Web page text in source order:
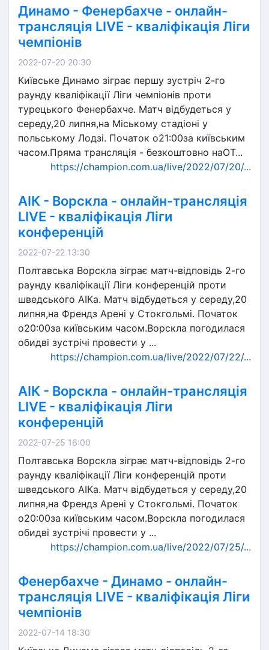
Динамо - Фенербахче - онлайн-
трансляція LIVE - кваліфікація Ліги
чемпіонів
2022-07-20 20:30
Київське Динамо зіграє першу зустріч 2-го
раунду кваліфікації Ліги чемпіонів проти
турецького Фенербахче. Матч відбудеться у
середу,20 липня,на Міському стадіоні у
польському Лодзі. Початок о21:00за київським
часом.Пряма трансляція - безкоштовно наОТ...
https://champion.com.ua/live/2022/07/20/...
АІК - Ворскла - онлайн-трансляція
LIVE - кваліфікація Ліги
конференцій
2022-07-22 13:30
Полтавська Ворскла зіграє матч-відповідь 2-го
раунду кваліфікації Ліги конференцій проти
шведського АІКа. Матч відбудеться у середу,20
липня,на Френдз Арені у Стокгольмі. Початок
о20:00за київським часом.Ворскла погодилася
обидві зустрічі провести у ...
https://champion.com.ua/live/2022/07/22/...
АІК - Ворскла - онлайн-трансляція
LIVE - кваліфікація Ліги
конференцій
2022-07-25 16:00
Полтавська Ворскла зіграє матч-відповідь 2-го
раунду кваліфікації Ліги конференцій проти
шведського АІКа. Матч відбудеться у середу,20
липня,на Френдз Арені у Стокгольмі. Початок
о20:00за київським часом.Ворскла погодилася
обидві зустрічі провести у ...
https://champion.com.ua/live/2022/07/25/...
Фенербахче - Динамо - онлайн-
трансляція LIVE - кваліфікація Ліги
чемпіонів
2022-07-14 18:30